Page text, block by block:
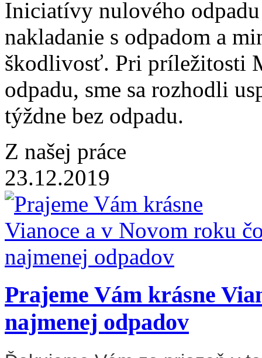
Iniciatívy nulového
nakladanie s odpadom a
škodlivosť. Pri príležitosti
odpadu, sme sa rozhodli
týždne bez odpadu.
Z našej práce
23.12.2019
Prajeme Vám krásne
najmenej odpadov